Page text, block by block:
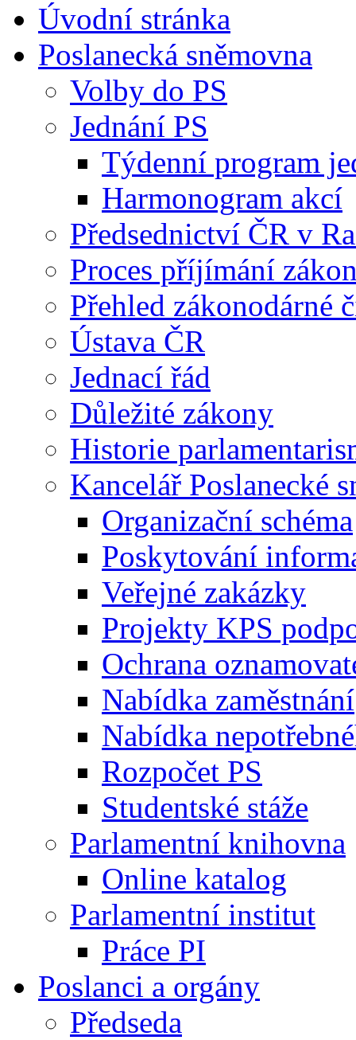
Úvodní stránka
Poslanecká sněmovna
Volby do PS
Jednání PS
Týdenní program
Harmonogram akcí
Předsednictví ČR v
Proces příjímání
Přehled zákonodárné
Ústava ČR
Jednací řád
Důležité zákony
Historie
Kancelář Poslanecké
Organizační schéma
Poskytování
Veřejné zakázky
Projekty KPS
Ochrana
Nabídka zaměstnání
Nabídka
Rozpočet PS
Studentské stáže
Parlamentní knihovna
Online katalog
Parlamentní institut
Práce PI
Poslanci a orgány
Předseda